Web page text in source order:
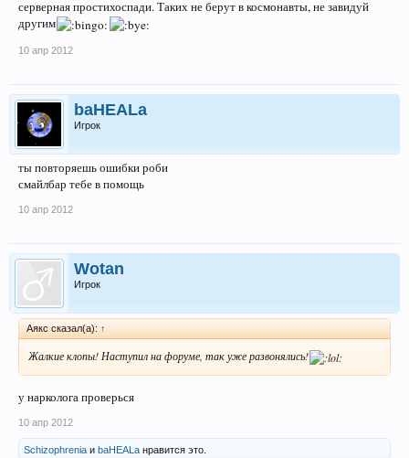
серверная простихоспади. Таких не берут в космонавты, не завидуй
другим
10 апр 2012
baHEALa
Игрок
ты повторяешь ошибки роби
смайлбар тебе в помощь
10 апр 2012
Wotan
Игрок
Аякс сказал(а): ↑
Жалкие клопы! Наступил на форуме, так уже развонялись!
у нарколога проверься
10 апр 2012
Schizophrenia и baHEALa нравится это.